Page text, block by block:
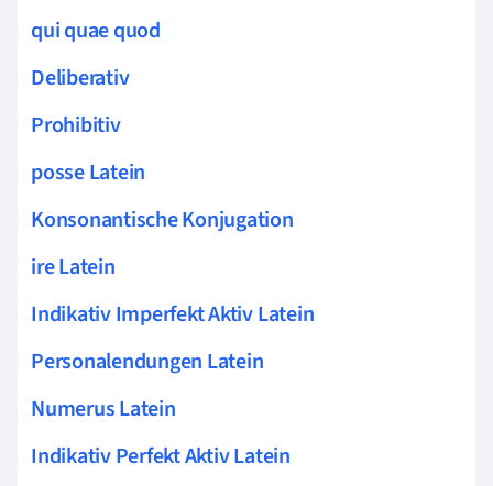
qui quae quod
Deliberativ
Prohibitiv
posse Latein
Konsonantische Konjugation
ire Latein
Indikativ Imperfekt Aktiv Latein
Personalendungen Latein
Numerus Latein
Indikativ Perfekt Aktiv Latein